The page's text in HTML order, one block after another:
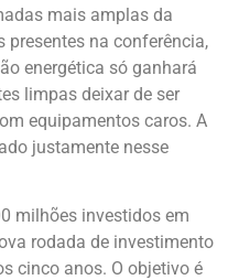
mais amplas da
presentes na conferência,
energética só ganhará
limpas deixar de ser
equipamentos caros. A
justamente nesse
milhões investidos em
rodada de investimento
cinco anos. O objetivo é